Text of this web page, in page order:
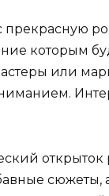
прекрасную
которым
или
открыток
сюжеты,